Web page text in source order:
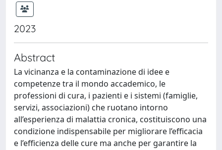
2023
Abstract
La vicinanza e la contaminazione di idee e
competenze tra il mondo accademico, le
professioni di cura, i pazienti e i sistemi (famiglie,
servizi, associazioni) che ruotano intorno
all’esperienza di malattia cronica, costituiscono una
condizione indispensabile per migliorare l’efficacia
e l’efficienza delle cure ma anche per garantire la